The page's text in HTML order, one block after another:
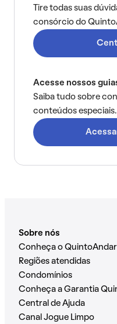
Tire todas suas
consórcio do
Acesse nossos
Saiba tudo sobre
conteúdos especiais.
Sobre nós
Conheça o QuintoAndar
Regiões atendidas
Condomínios
Conheça a Garantia
Central de Ajuda
Canal Jogue Limpo